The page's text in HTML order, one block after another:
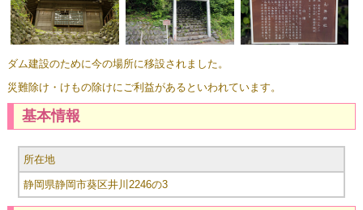
ダム建設のために今の場所に移設されました。
災難除け・けもの除けにご利益があるといわれています。
基本情報
所在地
静岡県静岡市葵区井川2246の3